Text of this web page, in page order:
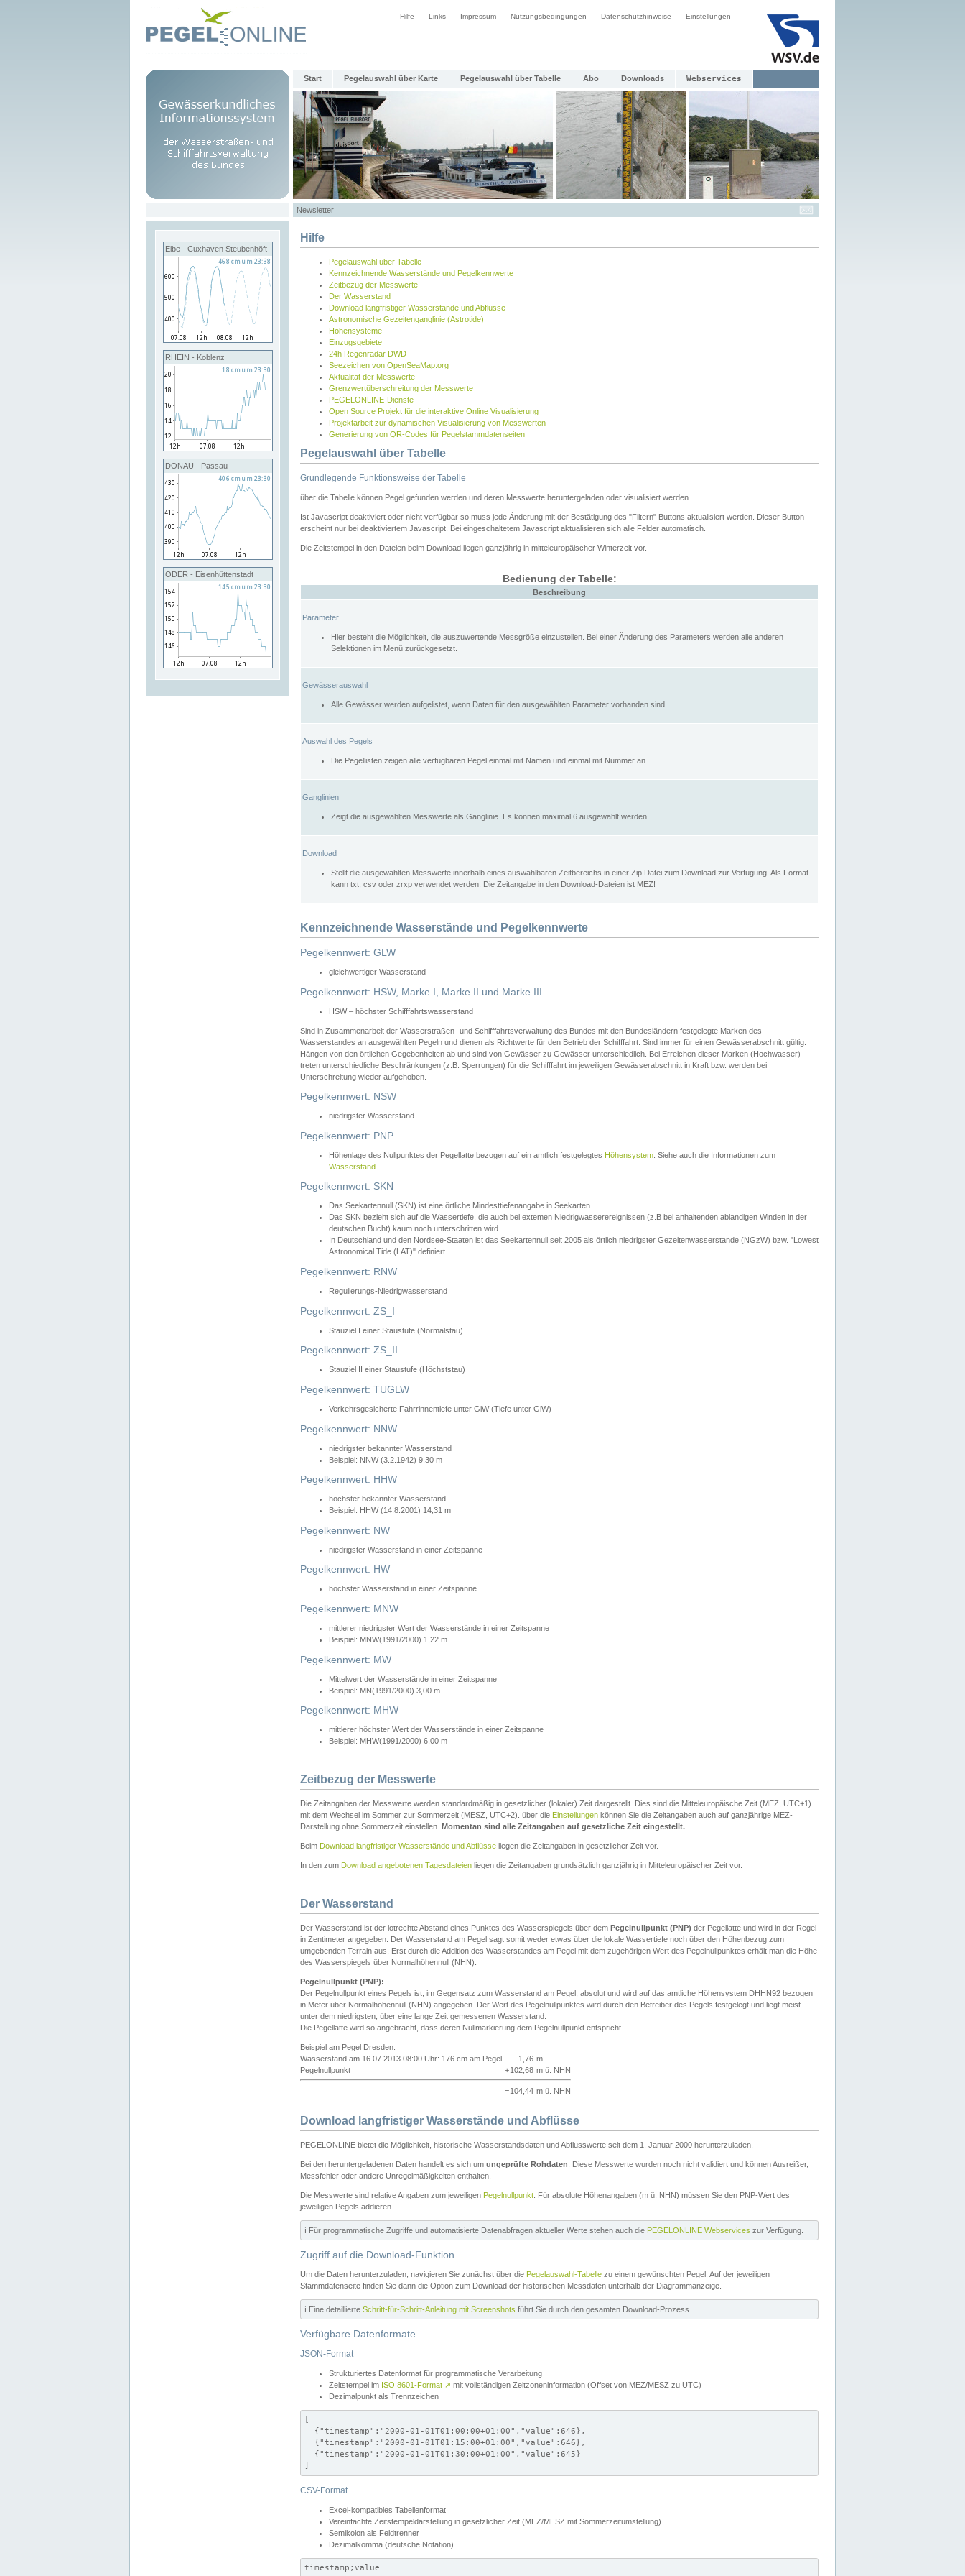
Hilfe Links Impressum Nutzungsbedingungen Datenschutzhinweise Einstellungen
Start Pegelauswahl über Karte Pegelauswahl über Tabelle Abo Downloads Webservices
Newsletter
Elbe - Cuxhaven Steubenhöft
RHEIN - Koblenz
DONAU - Passau
ODER - Eisenhüttenstadt
Hilfe
Pegelauswahl über Tabelle
Kennzeichnende Wasserstände und Pegelkennwerte
Zeitbezug der Messwerte
Der Wasserstand
Download langfristiger Wasserstände und Abflüsse
Astronomische Gezeitenganglinie (Astrotide)
Höhensysteme
Einzugsgebiete
24h Regenradar DWD
Seezeichen von OpenSeaMap.org
Aktualität der Messwerte
Grenzwertüberschreitung der Messwerte
PEGELONLINE-Dienste
Open Source Projekt für die interaktive Online Visualisierung
Projektarbeit zur dynamischen Visualisierung von Messwerten
Generierung von QR-Codes für Pegelstammdatenseiten
Pegelauswahl über Tabelle
Grundlegende Funktionsweise der Tabelle
über die Tabelle können Pegel gefunden werden und deren Messwerte heruntergeladen oder visualisiert werden.
Ist Javascript deaktiviert oder nicht verfügbar so muss jede Änderung mit der Bestätigung des "Filtern" Buttons aktualisiert werden. Dieser Button
erscheint nur bei deaktiviertem Javascript. Bei eingeschaltetem Javascript aktualisieren sich alle Felder automatisch.
Die Zeitstempel in den Dateien beim Download liegen ganzjährig in mitteleuropäischer Winterzeit vor.
Bedienung der Tabelle:
Beschreibung
Parameter
Hier besteht die Möglichkeit, die auszuwertende Messgröße einzustellen. Bei einer Änderung des Parameters werden alle anderen
Selektionen im Menü zurückgesetzt.
Gewässerauswahl
Alle Gewässer werden aufgelistet, wenn Daten für den ausgewählten Parameter vorhanden sind.
Auswahl des Pegels
Die Pegellisten zeigen alle verfügbaren Pegel einmal mit Namen und einmal mit Nummer an.
Ganglinien
Zeigt die ausgewählten Messwerte als Ganglinie. Es können maximal 6 ausgewählt werden.
Download
Stellt die ausgewählten Messwerte innerhalb eines auswählbaren Zeitbereichs in einer Zip Datei zum Download zur Verfügung. Als Format
kann txt, csv oder zrxp verwendet werden. Die Zeitangabe in den Download-Dateien ist MEZ!
Kennzeichnende Wasserstände und Pegelkennwerte
Pegelkennwert: GLW
gleichwertiger Wasserstand
Pegelkennwert: HSW, Marke I, Marke II und Marke III
HSW – höchster Schifffahrtswasserstand
Sind in Zusammenarbeit der Wasserstraßen- und Schifffahrtsverwaltung des Bundes mit den Bundesländern festgelegte Marken des
Wasserstandes an ausgewählten Pegeln und dienen als Richtwerte für den Betrieb der Schifffahrt. Sind immer für einen Gewässerabschnitt gültig.
Hängen von den örtlichen Gegebenheiten ab und sind von Gewässer zu Gewässer unterschiedlich. Bei Erreichen dieser Marken (Hochwasser)
treten unterschiedliche Beschränkungen (z.B. Sperrungen) für die Schifffahrt im jeweiligen Gewässerabschnitt in Kraft bzw. werden bei
Unterschreitung wieder aufgehoben.
Pegelkennwert: NSW
niedrigster Wasserstand
Pegelkennwert: PNP
Höhenlage des Nullpunktes der Pegellatte bezogen auf ein amtlich festgelegtes Höhensystem . Siehe auch die Informationen zum
Wasserstand
Pegelkennwert: SKN
Das Seekartennull (SKN) ist eine örtliche Mindesttiefenangabe in Seekarten.
Das SKN bezieht sich auf die Wassertiefe, die auch bei extemen Niedrigwasserereignissen (z.B bei anhaltenden ablandigen Winden in der
deutschen Bucht) kaum noch unterschritten wird.
In Deutschland und den Nordsee-Staaten ist das Seekartennull seit 2005 als örtlich niedrigster Gezeitenwasserstande (NGzW) bzw. "Lowest
Astronomical Tide (LAT)" definiert.
Pegelkennwert: RNW
Regulierungs-Niedrigwasserstand
Pegelkennwert: ZS_I
Stauziel I einer Staustufe (Normalstau)
Pegelkennwert: ZS_II
Stauziel II einer Staustufe (Höchststau)
Pegelkennwert: TUGLW
Verkehrsgesicherte Fahrrinnentiefe unter GlW (Tiefe unter GlW)
Pegelkennwert: NNW
niedrigster bekannter Wasserstand
Beispiel: NNW (3.2.1942) 9,30 m
Pegelkennwert: HHW
höchster bekannter Wasserstand
Beispiel: HHW (14.8.2001) 14,31 m
Pegelkennwert: NW
niedrigster Wasserstand in einer Zeitspanne
Pegelkennwert: HW
höchster Wasserstand in einer Zeitspanne
Pegelkennwert: MNW
mittlerer niedrigster Wert der Wasserstände in einer Zeitspanne
Beispiel: MNW(1991/2000) 1,22 m
Pegelkennwert: MW
Mittelwert der Wasserstände in einer Zeitspanne
Beispiel: MN(1991/2000) 3,00 m
Pegelkennwert: MHW
mittlerer höchster Wert der Wasserstände in einer Zeitspanne
Beispiel: MHW(1991/2000) 6,00 m
Zeitbezug der Messwerte
Die Zeitangaben der Messwerte werden standardmäßig in gesetzlicher (lokaler) Zeit dargestellt. Dies sind die Mitteleuropäische Zeit (MEZ, UTC+1)
mit dem Wechsel im Sommer zur Sommerzeit (MESZ, UTC+2). über die Einstellungen können Sie die Zeitangaben auch auf ganzjährige MEZ-
Darstellung ohne Sommerzeit einstellen. Momentan sind alle Zeitangaben auf gesetzliche Zeit eingestellt.
Beim Download langfristiger Wasserstände und Abflüsse liegen die Zeitangaben in gesetzlicher Zeit vor.
In den zum Download angebotenen Tagesdateien liegen die Zeitangaben grundsätzlich ganzjährig in Mitteleuropäischer Zeit vor.
Der Wasserstand
Der Wasserstand ist der lotrechte Abstand eines Punktes des Wasserspiegels über dem Pegelnullpunkt (PNP) der Pegellatte und wird in der Regel
in Zentimeter angegeben. Der Wasserstand am Pegel sagt somit weder etwas über die lokale Wassertiefe noch über den Höhenbezug zum
umgebenden Terrain aus. Erst durch die Addition des Wasserstandes am Pegel mit dem zugehörigen Wert des Pegelnullpunktes erhält man die Höhe
des Wasserspiegels über Normalhöhennull (NHN).
Pegelnullpunkt (PNP):
Der Pegelnullpunkt eines Pegels ist, im Gegensatz zum Wasserstand am Pegel, absolut und wird auf das amtliche Höhensystem DHHN92 bezogen
in Meter über Normalhöhennull (NHN) angegeben. Der Wert des Pegelnullpunktes wird durch den Betreiber des Pegels festgelegt und liegt meist
unter dem niedrigsten, über eine lange Zeit gemessenen Wasserstand.
Die Pegellatte wird so angebracht, dass deren Nullmarkierung dem Pegelnullpunkt entspricht.
Beispiel am Pegel Dresden:
Wasserstand am 16.07.2013 08:00 Uhr: 176 cm am Pegel
1,76 m
Pegelnullpunkt
+102,68 m ü. NHN
=104,44 m ü. NHN
Download langfristiger Wasserstände und Abflüsse
PEGELONLINE bietet die Möglichkeit, historische Wasserstandsdaten und Abflusswerte seit dem 1. Januar 2000 herunterzuladen.
Bei den heruntergeladenen Daten handelt es sich um ungeprüfte Rohdaten . Diese Messwerte wurden noch nicht validiert und können Ausreißer,
Messfehler oder andere Unregelmäßigkeiten enthalten.
Die Messwerte sind relative Angaben zum jeweiligen Pegelnullpunkt . Für absolute Höhenangaben (m ü. NHN) müssen Sie den PNP-Wert des
jeweiligen Pegels addieren.
ℹ️ Für programmatische Zugriffe und automatisierte Datenabfragen aktueller Werte stehen auch die PEGELONLINE Webservices zur Verfügung.
Zugriff auf die Download-Funktion
Um die Daten herunterzuladen, navigieren Sie zunächst über die Pegelauswahl-Tabelle zu einem gewünschten Pegel. Auf der jeweiligen
Stammdatenseite finden Sie dann die Option zum Download der historischen Messdaten unterhalb der Diagrammanzeige.
ℹ️ Eine detaillierte Schritt-für-Schritt-Anleitung mit Screenshots führt Sie durch den gesamten Download-Prozess.
Verfügbare Datenformate
JSON-Format
Strukturiertes Datenformat für programmatische Verarbeitung
Zeitstempel im ISO 8601-Format ↗ mit vollständigen Zeitzoneninformation (Offset von MEZ/MESZ zu UTC)
Dezimalpunkt als Trennzeichen
[
  {"timestamp":"2000-01-01T01:00:00+01:00","value":646},
  {"timestamp":"2000-01-01T01:15:00+01:00","value":646},
  {"timestamp":"2000-01-01T01:30:00+01:00","value":645}
]
CSV-Format
Excel-kompatibles Tabellenformat
Vereinfachte Zeitstempeldarstellung in gesetzlicher Zeit (MEZ/MESZ mit Sommerzeitumstellung)
Semikolon als Feldtrenner
Dezimalkomma (deutsche Notation)
timestamp;value